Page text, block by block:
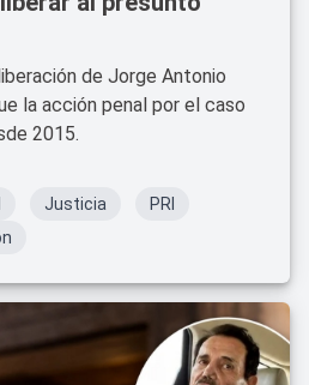
de Jorge Antonio
la acción penal por el caso
2015.
Justicia
PRI